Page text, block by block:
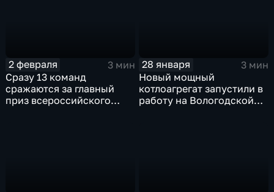
2 февраля
3 мин
Сразу 13 команд
сражаются за главный
приз всероссийского
28 января
3 мин
Новый мощный
котлоагрегат запустили в
работу на Вологодской